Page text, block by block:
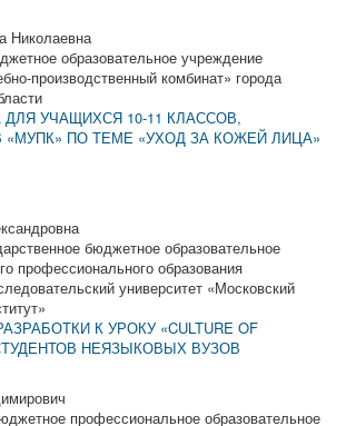
Николаевна
образовательное учреждение
производственный комбинат» города
УЧАЩИХСЯ 10-11 КЛАССОВ,
ПО ТЕМЕ «УХОД ЗА КОЖЕЙ ЛИЦА»
бюджетное образовательное
профессионального образования
университет «Московский
К УРОКУ «CULTURE OF
НЕЯЗЫКОВЫХ ВУЗОВ
профессиональное образовательное